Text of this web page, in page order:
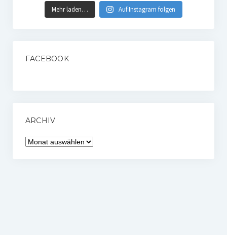
Mehr laden… Auf Instagram folgen
FACEBOOK
ARCHIV
Archiv